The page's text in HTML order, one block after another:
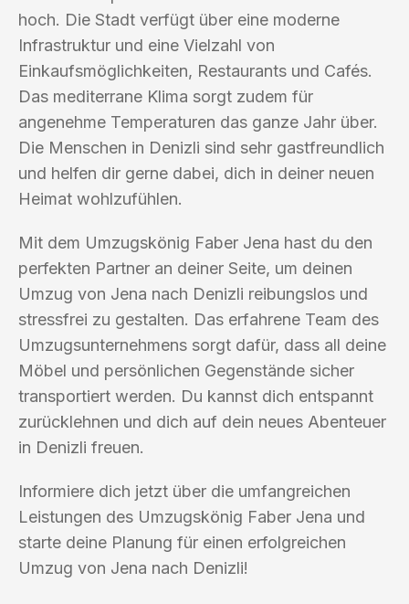
hoch. Die Stadt verfügt über eine moderne
Infrastruktur und eine Vielzahl von
Einkaufsmöglichkeiten, Restaurants und Cafés.
Das mediterrane Klima sorgt zudem für
angenehme Temperaturen das ganze Jahr über.
Die Menschen in Denizli sind sehr gastfreundlich
und helfen dir gerne dabei, dich in deiner neuen
Heimat wohlzufühlen.
Mit dem Umzugskönig Faber Jena hast du den
perfekten Partner an deiner Seite, um deinen
Umzug von Jena nach Denizli reibungslos und
stressfrei zu gestalten. Das erfahrene Team des
Umzugsunternehmens sorgt dafür, dass all deine
Möbel und persönlichen Gegenstände sicher
transportiert werden. Du kannst dich entspannt
zurücklehnen und dich auf dein neues Abenteuer
in Denizli freuen.
Informiere dich jetzt über die umfangreichen
Leistungen des Umzugskönig Faber Jena und
starte deine Planung für einen erfolgreichen
Umzug von Jena nach Denizli!